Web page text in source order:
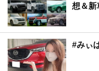
想＆新
#みぃ